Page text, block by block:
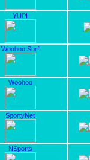
YUPI
Woohoo Surf
Woohoo
SportyNet
NSports